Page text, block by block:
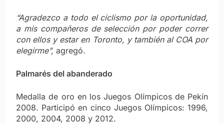
“Agradezco a todo el ciclismo por la oportunidad,
a mis compañeros de selección por poder correr
con ellos y estar en Toronto, y también al COA por
elegirme”, agregó.
Palmarés del abanderado
Medalla de oro en los Juegos Olímpicos de Pekín
2008. Participó en cinco Juegos Olímpicos: 1996,
2000, 2004, 2008 y 2012.